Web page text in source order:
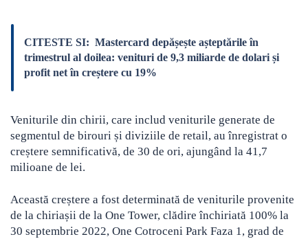
CITESTE SI: Mastercard depășește așteptările în
trimestrul al doilea: venituri de 9,3 miliarde de dolari și
profit net în creștere cu 19%
Veniturile din chirii, care includ veniturile generate de
segmentul de birouri și diviziile de retail, au înregistrat o
creștere semnificativă, de 30 de ori, ajungând la 41,7
milioane de lei.
Această creștere a fost determinată de veniturile provenite
de la chiriașii de la One Tower, clădire închiriată 100% la
30 septembrie 2022, One Cotroceni Park Faza 1, grad de